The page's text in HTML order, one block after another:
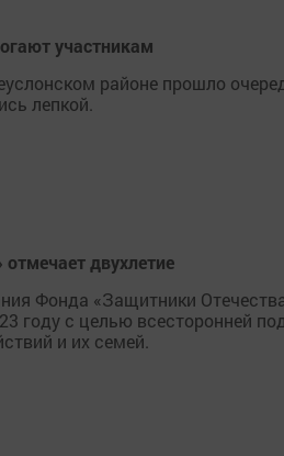
участникам
районе прошло
лепкой.
двухлетие
Фонда «Защитники
году с целью всесторонней
и их семей.